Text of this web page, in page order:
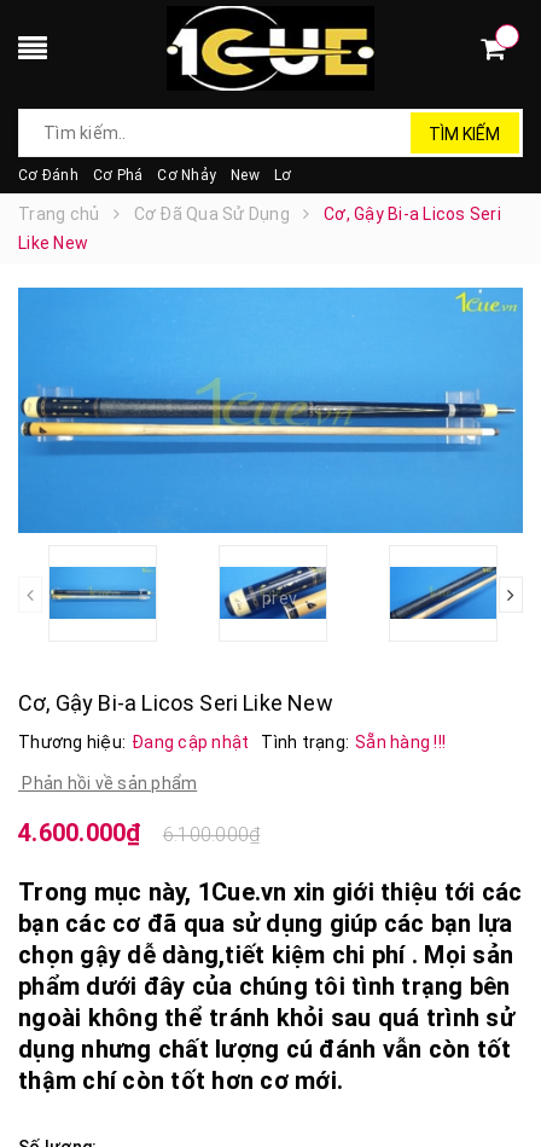
TÌM KIẾM
Cơ Đánh Cơ Phá Cơ Nhảy New Lơ
Trang chủ Cơ Đã Qua Sử Dụng
Cơ, Gậy Bi-a Licos Seri
Like New
prev
Cơ, Gậy Bi-a Licos Seri Like New
Thương hiệu: Đang cập nhật Tình trạng: Sẵn hàng !!!
Phản hồi về sản phẩm
4.600.000₫ 6.100.000₫
Trong mục này, 1Cue.vn xin giới thiệu tới các
bạn các cơ đã qua sử dụng giúp các bạn lựa
chọn gậy dễ dàng,tiết kiệm chi phí . Mọi sản
phẩm dưới đây của chúng tôi tình trạng bên
ngoài không thể tránh khỏi sau quá trình sử
dụng nhưng chất lượng cú đánh vẫn còn tốt
thậm chí còn tốt hơn cơ mới.